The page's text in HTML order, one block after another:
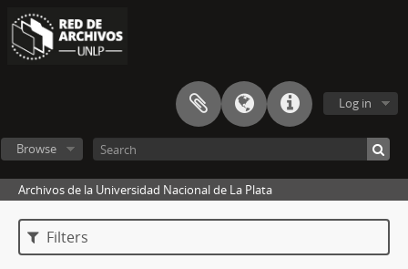
Log in
Browse
Archivos de la Universidad Nacional de La Plata
Filters